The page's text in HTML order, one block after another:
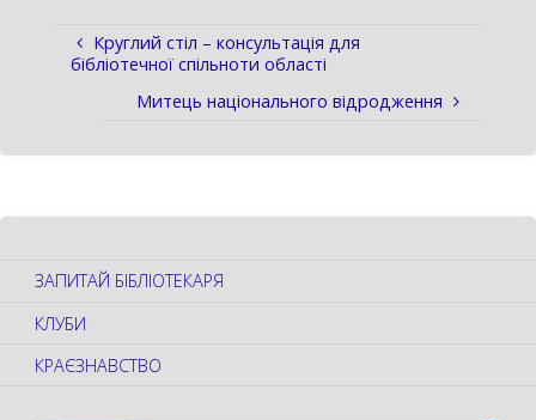
Круглий стіл – консультація для
бібліотечної спільноти області
Митець національного відродження
ЗАПИТАЙ БІБЛІОТЕКАРЯ
КЛУБИ
КРАЄЗНАВСТВО